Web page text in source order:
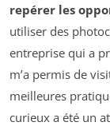
repérer les
utiliser des
entreprise qui a
m’a permis de
meilleures
curieux a été un